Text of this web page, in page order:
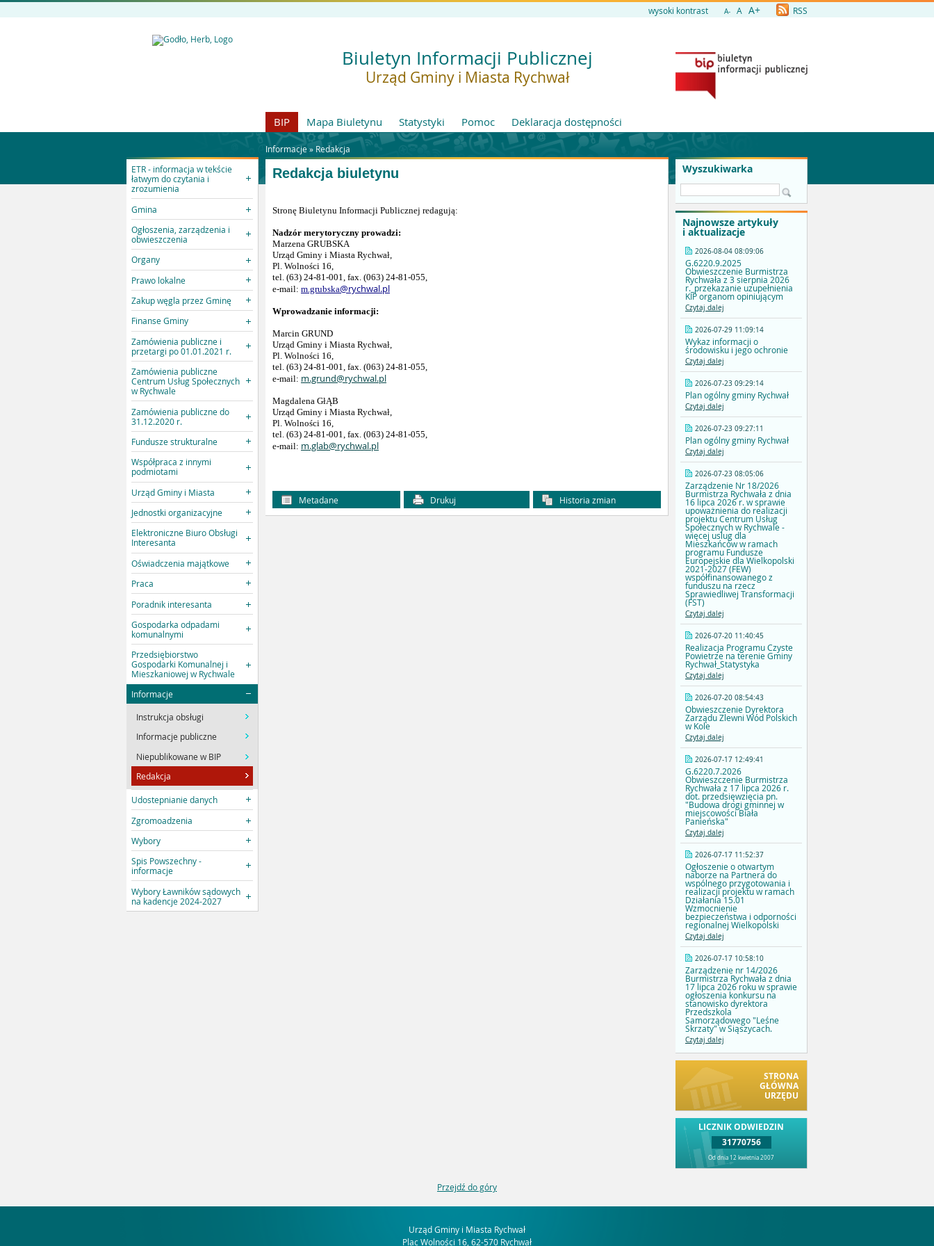
wysoki kontrast A- A A+ RSS
Biuletyn Informacji Publicznej
Urząd Gminy i Miasta Rychwał
BIP Mapa Biuletynu Statystyki Pomoc Deklaracja dostępności
Informacje » Redakcja
ETR - informacja w tekście
łatwym do czytania i
zrozumienia
Gmina
Ogłoszenia, zarządzenia i
obwieszczenia
Organy
Prawo lokalne
Zakup węgla przez Gminę
Finanse Gminy
Zamówienia publiczne i
przetargi po 01.01.2021 r.
Zamówienia publiczne
Centrum Usług Społecznych
w Rychwale
Zamówienia publiczne do
31.12.2020 r.
Fundusze strukturalne
Współpraca z innymi
podmiotami
Urząd Gminy i Miasta
Jednostki organizacyjne
Elektroniczne Biuro Obsługi
Interesanta
Oświadczenia majątkowe
Praca
Poradnik interesanta
Gospodarka odpadami
komunalnymi
Przedsiębiorstwo
Gospodarki Komunalnej i
Mieszkaniowej w Rychwale
Informacje
Instrukcja obsługi
Informacje publiczne
Niepublikowane w BIP
Redakcja
Udostepnianie danych
Zgromoadzenia
Wybory
Spis Powszechny -
informacje
Wybory Ławników sądowych
na kadencje 2024-2027
Wyszukiwarka
Najnowsze artykuły
i aktualizacje
2026-08-04 08:09:06
G.6220.9.2025
Obwieszczenie Burmistrza
Rychwała z 3 sierpnia 2026
r._przekazanie uzupełnienia
KIP organom opiniującym
Czytaj dalej
2026-07-29 11:09:14
Wykaz informacji o
środowisku i jego ochronie
Czytaj dalej
2026-07-23 09:29:14
Plan ogólny gminy Rychwał
Czytaj dalej
2026-07-23 09:27:11
Plan ogólny gminy Rychwał
Czytaj dalej
2026-07-23 08:05:06
Zarządzenie Nr 18/2026
Burmistrza Rychwała z dnia
16 lipca 2026 r. w sprawie
upoważnienia do realizacji
projektu Centrum Usług
Społecznych w Rychwale -
więcej uslug dla
Mieszkańców w ramach
programu Fundusze
Europejskie dla Wielkopolski
2021-2027 (FEW)
współfinansowanego z
funduszu na rzecz
Sprawiedliwej Transformacji
(FST)
Czytaj dalej
2026-07-20 11:40:45
Realizacja Programu Czyste
Powietrze na terenie Gminy
Rychwał_Statystyka
Czytaj dalej
2026-07-20 08:54:43
Obwieszczenie Dyrektora
Zarządu Zlewni Wód Polskich
w Kole
Czytaj dalej
2026-07-17 12:49:41
G.6220.7.2026
Obwieszczenie Burmistrza
Rychwała z 17 lipca 2026 r.
dot. przedsięwzięcia pn.
"Budowa drogi gminnej w
miejscowości Biała
Panieńska"
Czytaj dalej
2026-07-17 11:52:37
Ogłoszenie o otwartym
naborze na Partnera do
wspólnego przygotowania i
realizacji projektu w ramach
Działania 15.01
Wzmocnienie
bezpieczeństwa i odporności
regionalnej Wielkopolski
Czytaj dalej
2026-07-17 10:58:10
Zarządzenie nr 14/2026
Burmistrza Rychwała z dnia
17 lipca 2026 roku w sprawie
ogłoszenia konkursu na
stanowisko dyrektora
Przedszkola
Samorządowego "Leśne
Skrzaty" w Siąszycach.
Czytaj dalej
STRONA
GŁÓWNA
URZĘDU
LICZNIK ODWIEDZIN
31770756
Od dnia 12 kwietnia 2007
Redakcja biuletynu
Stronę Biuletynu Informacji Publicznej redagują:
Nadzór merytoryczny prowadzi:
Marzena GRUBSKA
Urząd Gminy i Miasta Rychwał,
Pl. Wolności 16,
tel. (63) 24-81-001, fax. (063) 24-81-055,
e-mail: m.grubska@rychwal.pl
Wprowadzanie informacji:
Marcin GRUND
Urząd Gminy i Miasta Rychwał,
Pl. Wolności 16,
tel. (63) 24-81-001, fax. (063) 24-81-055,
e-mail: m.grund@rychwal.pl
Magdalena GłĄB
Urząd Gminy i Miasta Rychwał,
Pl. Wolności 16,
tel. (63) 24-81-001, fax. (063) 24-81-055,
e-mail: m.glab@rychwal.pl
Metadane Drukuj Historia zmian
Przejdź do góry
Urząd Gminy i Miasta Rychwał
Plac Wolności 16, 62-570 Rychwał